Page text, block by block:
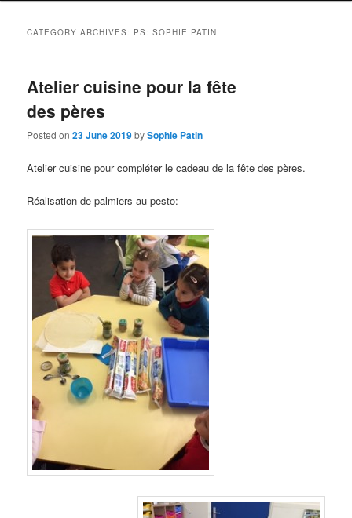
CATEGORY ARCHIVES: PS: SOPHIE PATIN
Atelier cuisine pour la fête
des pères
Posted on23 June 2019bySophie Patin
Atelier cuisine pour compléter le cadeau de la fête des pères.
Réalisation de palmiers au pesto: